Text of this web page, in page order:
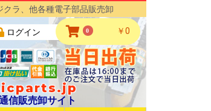
ラ、他各種電子部品販売卸
ログイン 0 ￥0
信販売卸サイト